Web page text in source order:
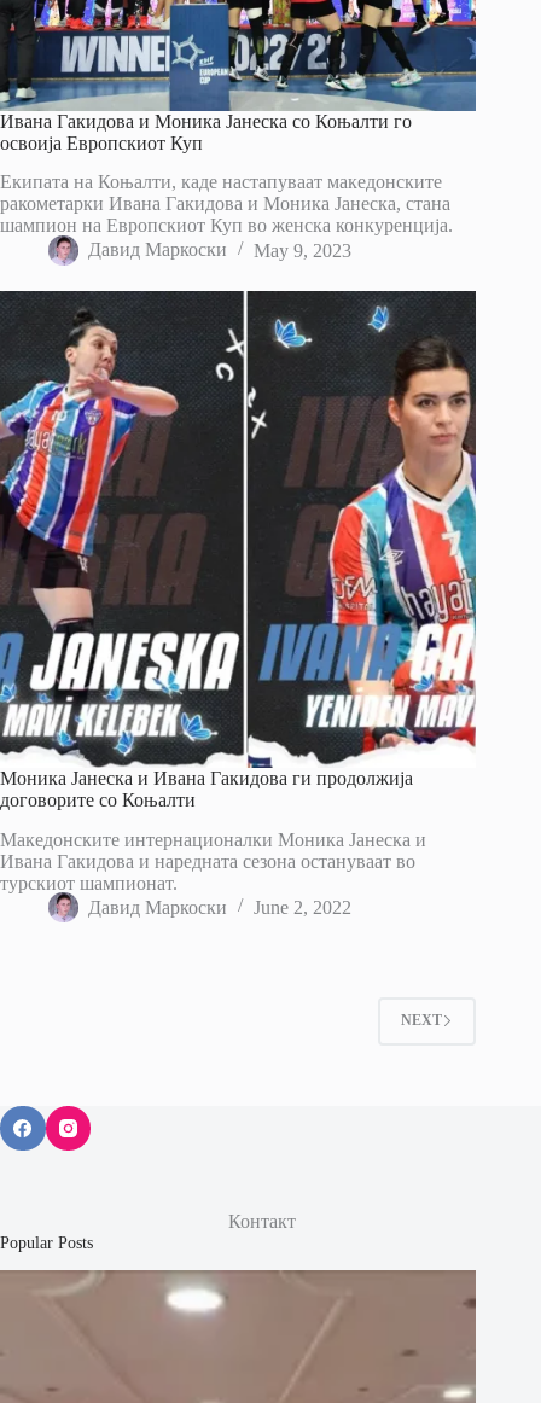
Ивана Гакидова и Моника Јанеска со Коњалти го
освоија Европскиот Куп
Екипата на Коњалти, каде настапуваат македонските
ракометарки Ивана Гакидова и Моника Јанеска, стана
шампион на Европскиот Куп во женска конкуренција.
Давид Маркоски
May 9, 2023
Моника Јанеска и Ивана Гакидова ги продолжија
договорите со Коњалти
Македонските интернационалки Моника Јанеска и
Ивана Гакидова и наредната сезона остануваат во
турскиот шампионат.
Давид Маркоски
June 2, 2022
NEXT
Контакт
Popular Posts